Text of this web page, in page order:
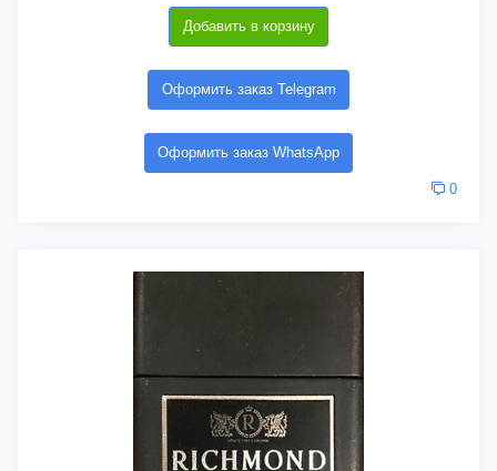
Добавить в корзину
Оформить заказ Telegram
Оформить заказ WhatsApp
0